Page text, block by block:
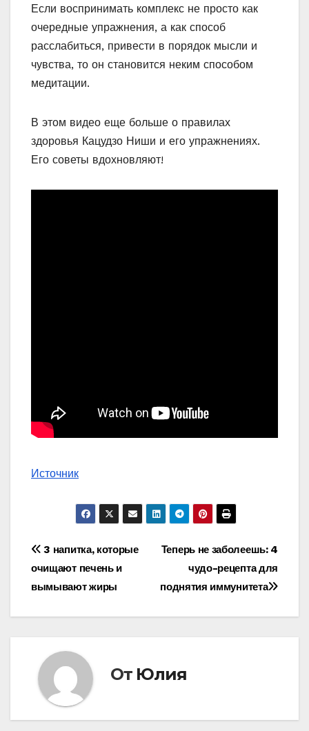
Если воспринимать комплекс не просто как
очередные упражнения, а как способ
расслабиться, привести в порядок мысли и
чувства, то он становится неким способом
медитации.
В этом видео еще больше о правилах
здоровья Кацудзо Ниши и его упражнениях.
Его советы вдохновляют!
Источник
Навигация
по
записям
Теперь не заболеешь: 4
чудо-рецепта для
поднятия иммунитета
3 напитка, которые
очищают печень и
вымывают жиры
От Юлия